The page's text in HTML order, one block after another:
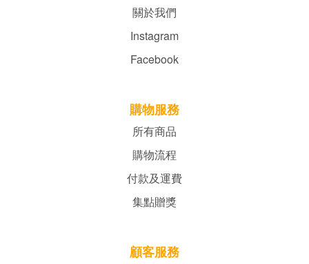
關於我們
Instagram
Facebook
購物服務
所有商品
購物流程
付款及運費
集點贈獎
顧客服務